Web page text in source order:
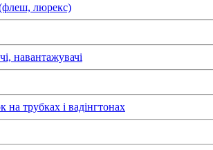
люрекс)
навантажувачі
трубках і вадінгтонах